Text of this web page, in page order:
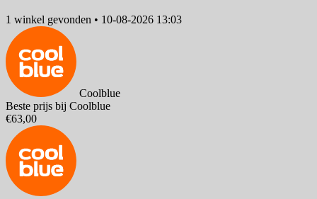
1 winkel gevonden • 10-08-2026 13:03
Coolblue
Beste prijs bij Coolblue
€63,00